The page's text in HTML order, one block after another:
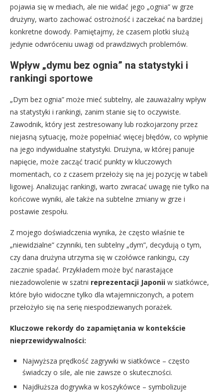
pojawia się w mediach, ale nie widać jego „ognia” w grze
drużyny, warto zachować ostrożność i zaczekać na bardziej
konkretne dowody. Pamiętajmy, że czasem plotki służą
jedynie odwróceniu uwagi od prawdziwych problemów.
Wpływ „dymu bez ognia” na statystyki i
rankingi sportowe
„Dym bez ognia” może mieć subtelny, ale zauważalny wpływ
na statystyki i rankingi, zanim stanie się to oczywiste.
Zawodnik, który jest zestresowany lub rozkojarzony przez
niejasną sytuację, może popełniać więcej błędów, co wpłynie
na jego indywidualne statystyki. Drużyna, w której panuje
napięcie, może zacząć tracić punkty w kluczowych
momentach, co z czasem przełoży się na jej pozycję w tabeli
ligowej. Analizując rankingi, warto zwracać uwagę nie tylko na
końcowe wyniki, ale także na subtelne zmiany w grze i
postawie zespołu.
Z mojego doświadczenia wynika, że często właśnie te
„niewidzialne” czynniki, ten subtelny „dym”, decydują o tym,
czy dana drużyna utrzyma się w czołówce rankingu, czy
zacznie spadać. Przykładem może być narastające
niezadowolenie w szatni reprezentacji Japonii w siatkówce,
które było widoczne tylko dla wtajemniczonych, a potem
przełożyło się na serię niespodziewanych porażek.
Kluczowe rekordy do zapamiętania w kontekście
nieprzewidywalności:
Najwyższa prędkość zagrywki w siatkówce – często
świadczy o sile, ale nie zawsze o skuteczności.
Najdłuższa dogrywka w koszykówce – symbolizuje